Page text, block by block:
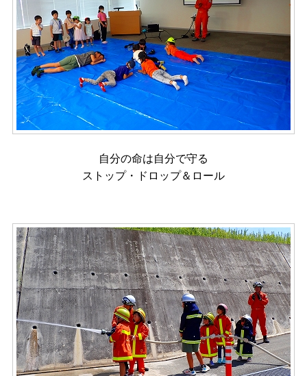
自分の命は自分で守る
ストップ・ドロップ＆ロール